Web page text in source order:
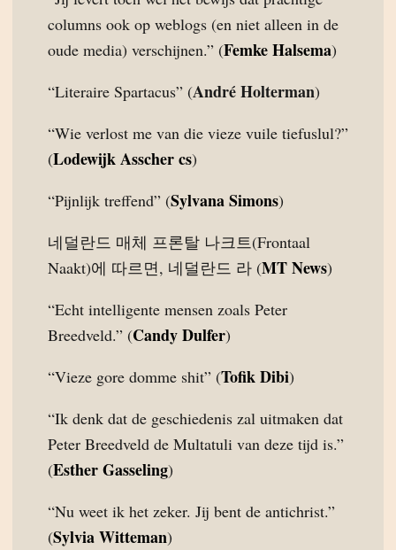
columns ook op weblogs (en niet alleen in de
oude media) verschijnen.” (Femke Halsema)
“Literaire Spartacus” (André Holterman)
“Wie verlost me van die vieze vuile tiefuslul?”
(Lodewijk Asscher cs)
“Pijnlijk treffend” (Sylvana Simons)
네덜란드 매체 프론탈 나크트(Frontaal
Naakt)에 따르면, 네덜란드 라 (MT News)
“Echt intelligente mensen zoals Peter
Breedveld.” (Candy Dulfer)
“Vieze gore domme shit” (Tofik Dibi)
“Ik denk dat de geschiedenis zal uitmaken dat
Peter Breedveld de Multatuli van deze tijd is.”
(Esther Gasseling)
“Nu weet ik het zeker. Jij bent de antichrist.”
(Sylvia Witteman)